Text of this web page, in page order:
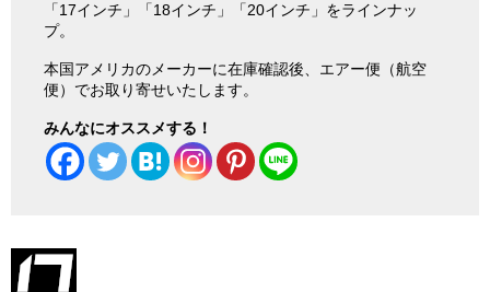
「17インチ」「18インチ」「20インチ」をラインナッ
プ。
本国アメリカのメーカーに在庫確認後、エアー便（航空
便）でお取り寄せいたします。
みんなにオススメする！